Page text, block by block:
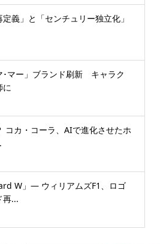
義」と「センチュリー独立化」
･マー」ブランド刷新 キャラク
に
コカ・コーラ、AIで進化させたホ
W」― ウィリアムズF1、ロゴ
再...